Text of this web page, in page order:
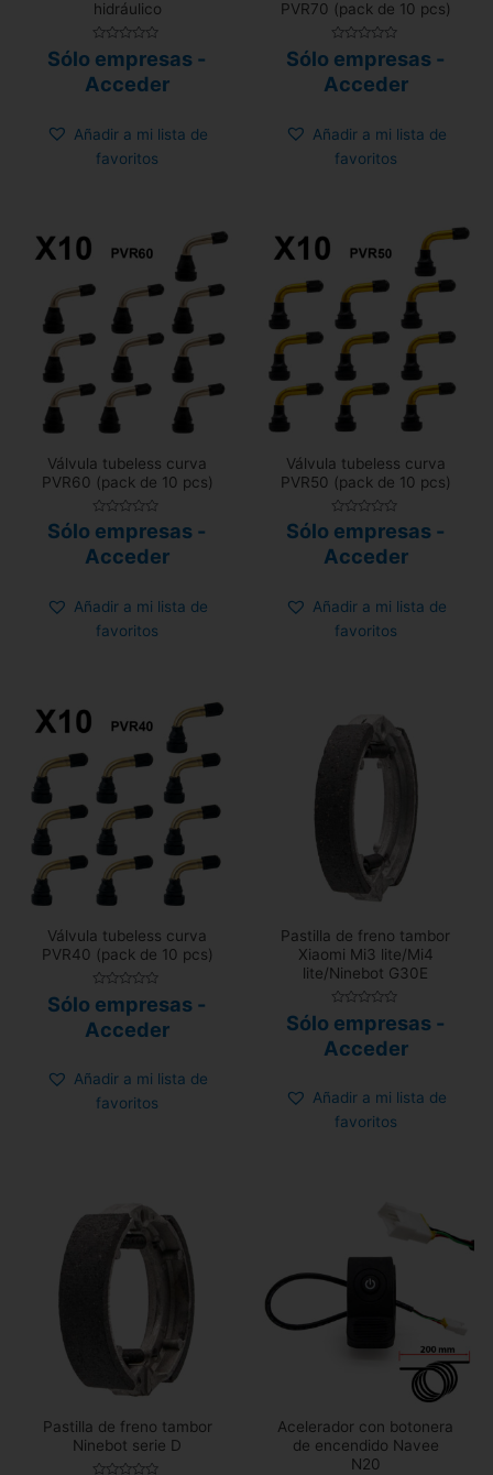
hidráulico
con
0
de
Sólo empresas -
Acceder
Añadir a mi lista de
favoritos
PVR70 (pack de 10 pcs)
con
0
de
Sólo empresas -
Acceder
Añadir a mi lista de
favoritos
Válvula tubeless curva
PVR60 (pack de 10 pcs)
con
0
de
Sólo empresas -
Acceder
Añadir a mi lista de
favoritos
Válvula tubeless curva
PVR50 (pack de 10 pcs)
con
0
de
Sólo empresas -
Acceder
Añadir a mi lista de
favoritos
Válvula tubeless curva
PVR40 (pack de 10 pcs)
con
0
de
Sólo empresas -
Acceder
Añadir a mi lista de
favoritos
Pastilla de freno tambor
Xiaomi Mi3 lite/Mi4
lite/Ninebot G30E
con
0
de
Sólo empresas -
Acceder
Añadir a mi lista de
favoritos
Pastilla de freno tambor
Ninebot serie D
Acelerador con botonera
de encendido Navee
N20